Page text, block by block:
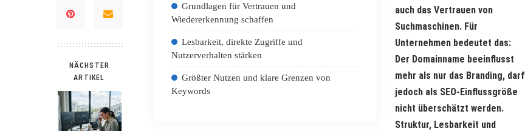
NÄCHSTER
ARTIKEL
Grundlagen für Vertrauen und
Wiedererkennung schaffen
Lesbarkeit, direkte Zugriffe und
Nutzerverhalten stärken
Größter Nutzen und klare Grenzen von
Keywords
auch das Vertrauen von
Suchmaschinen. Für
Unternehmen bedeutet das:
Der Domainname beeinflusst
mehr als nur das Branding, darf
jedoch als SEO-Einflussgröße
nicht überschätzt werden.
Struktur, Lesbarkeit und